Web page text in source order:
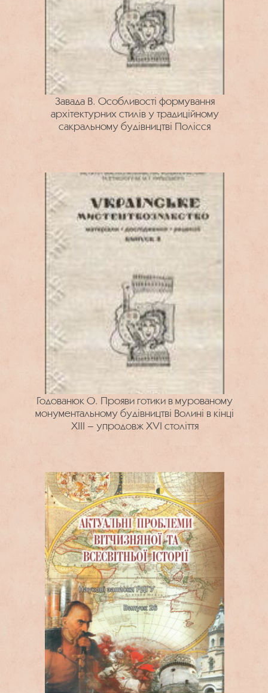
Завада В. Особливості формування
архітектурних стилів у традиційному
сакральному будівництві Полісся
Годованюк О. Прояви готики в мурованому
монументальному будівництві Волині в кінці
XIII – упродовж XVI століття